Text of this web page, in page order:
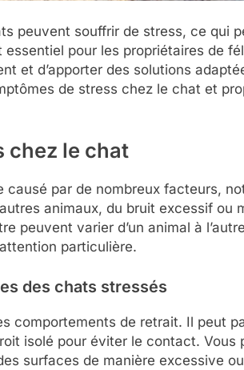
peuvent souffrir de stress, ce qui
pour les propriétaires de
et d’apporter des solutions
de stress chez le chat et
chez le chat
par de nombreux facteurs,
animaux, du bruit excessif ou
peuvent varier d’un animal à
particulière.
des chats stressés
comportements de retrait. Il peut
isolé pour éviter le contact. Vous
surfaces de manière excessive